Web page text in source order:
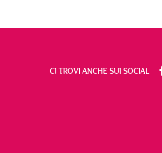
CI TROVI ANCHE SUI SOCIAL